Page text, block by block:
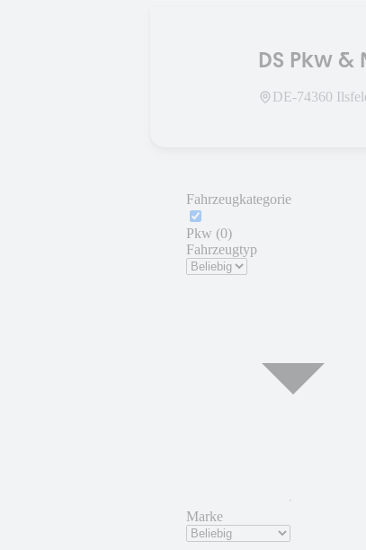
DS Pkw
DE-74360
Fahrzeugkategorie
Pkw (0)
Fahrzeugtyp
Marke